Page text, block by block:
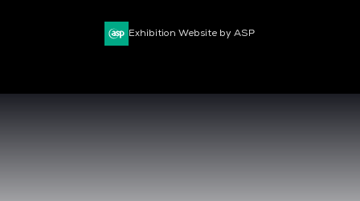
Exhibition Website by ASP